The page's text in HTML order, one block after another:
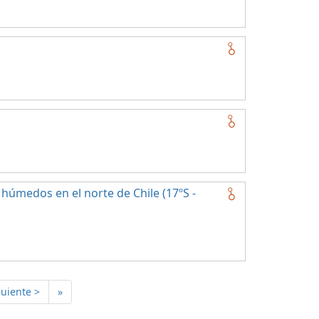
en el norte de Chile (17ºS -
> »